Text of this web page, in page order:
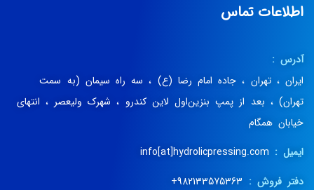
اطلاعات تماس
آدرس :
ایران ، تهران ، جاده امام رضا (ع) ، سه راه سیمان (به سمت
تهران) ، بعد از پمپ بنزین‌اول لاین کندرو ، شهرک ولیعصر ، انتهای
خیابان همگام
ایمیل :
دفتر فروش :